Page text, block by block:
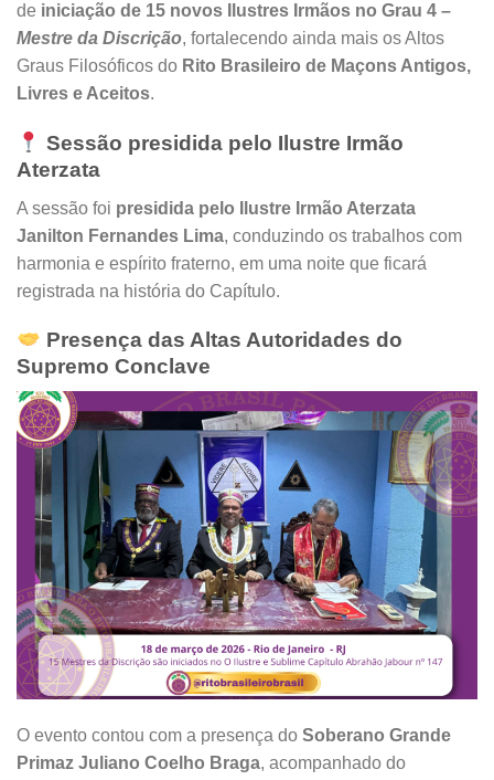
de iniciação de 15 novos Ilustres Irmãos no Grau 4 –
Mestre da Discrição, fortalecendo ainda mais os Altos
Graus Filosóficos do Rito Brasileiro de Maçons Antigos,
Livres e Aceitos.
Sessão presidida pelo Ilustre Irmão
Aterzata
A sessão foi presidida pelo Ilustre Irmão Aterzata
Janilton Fernandes Lima, conduzindo os trabalhos com
harmonia e espírito fraterno, em uma noite que ficará
registrada na história do Capítulo.
Presença das Altas Autoridades do
Supremo Conclave
O evento contou com a presença do Soberano Grande
Primaz Juliano Coelho Braga, acompanhado do